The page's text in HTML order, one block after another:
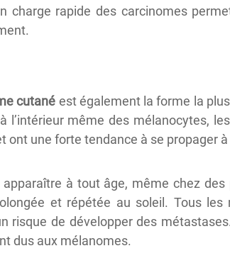
charge rapide des carcinomes
cutané est également la forme la
l’intérieur même des mélanocytes,
ont une forte tendance à se propager
à tout âge, même chez des
et répétée au soleil. Tous
risque de développer des
dus aux mélanomes.